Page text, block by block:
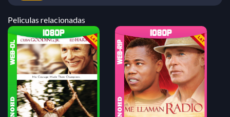
Peliculas relacionadas